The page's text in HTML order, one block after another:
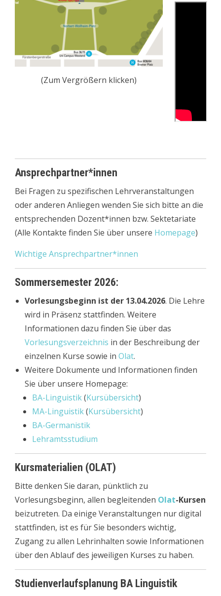
(Zum Vergrößern klicken)
Ansprechpartner*innen
Bei Fragen zu spezifischen Lehrveranstaltungen
oder anderen Anliegen wenden Sie sich bitte an die
entsprechenden Dozent*innen bzw. Sektetariate
(Alle Kontakte finden Sie über unsere Homepage)
Wichtige Ansprechpartner*innen
Sommersemester 2026:
Vorlesungsbeginn ist der 13.04.2026. Die Lehre
wird in Präsenz stattfinden. Weitere
Informationen dazu finden Sie über das
Vorlesungsverzeichnis in der Beschreibung der
einzelnen Kurse sowie in Olat.
Weitere Dokumente und Informationen finden
Sie über unsere Homepage:
BA-Linguistik(Kursübersicht)
MA-Linguistik(Kursübersicht)
BA-Germanistik
Lehramtsstudium
Kursmaterialien (OLAT)
Bitte denken Sie daran, pünktlich zu
Vorlesungsbeginn, allen begleitenden Olat-Kursen
beizutreten. Da einige Veranstaltungen nur digital
stattfinden, ist es für Sie besonders wichtig,
Zugang zu allen Lehrinhalten sowie Informationen
über den Ablauf des jeweiligen Kurses zu haben.
Studienverlaufsplanung BA Linguistik